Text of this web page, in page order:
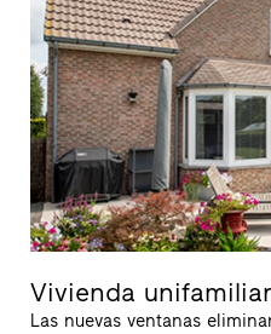
Vivienda
Las nuevas ventanas